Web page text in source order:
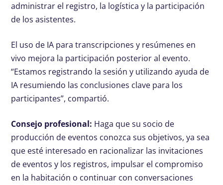
administrar el registro, la logística y la participación
de los asistentes.
El uso de IA para transcripciones y resúmenes en
vivo mejora la participación posterior al evento.
“Estamos registrando la sesión y utilizando ayuda de
IA resumiendo las conclusiones clave para los
participantes”, compartió.
Consejo profesional: Haga que su socio de
producción de eventos conozca sus objetivos, ya sea
que esté interesado en racionalizar las invitaciones
de eventos y los registros, impulsar el compromiso
en la habitación o continuar con conversaciones